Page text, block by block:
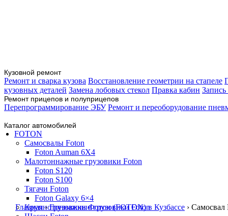
Кузовной ремонт
Ремонт и сварка кузова Восстановление геометрии на стапеле
кузовных деталей Замена лобовых стекол Правка кабин Запись
Ремонт прицепов и полуприцепов
Перепрограммирование ЭБУ Ремонт и переоборудование
Каталог автомобилей
FOTON
Самосвалы Foton
Foton Auman 6Х4
Малотоннажные грузовики Foton
Foton S120
Foton S100
Тягачи Foton
Foton Galaxy 6×4
Крупнотоннажные грузовики Foton
Главная›Грузовики Фотон (FOTON) в Кузбассе › Самосвал